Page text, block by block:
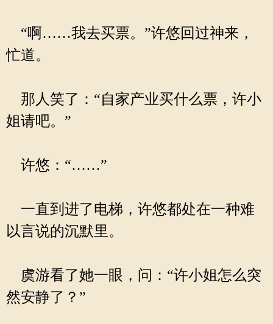
“啊……我去买票。”许悠回过神来，
忙道。
那人笑了：“自家产业买什么票，许小
姐请吧。”
许悠：“……”
一直到进了电梯，许悠都处在一种难
以言说的沉默里。
虞游看了她一眼，问：“许小姐怎么突
然安静了？”